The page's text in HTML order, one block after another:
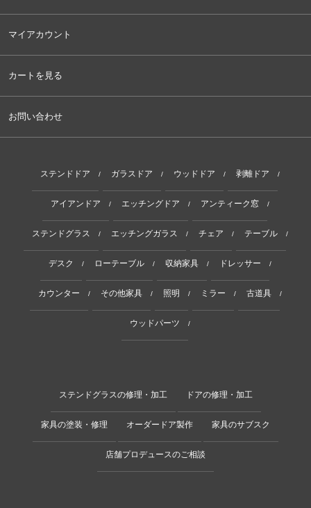
マイアカウント
カートを見る
お問い合わせ
ステンドドア / ガラスドア / ウッドドア / 剥離ドア /
アイアンドア / エッチングドア / アンティーク窓 /
ステンドグラス / エッチングガラス / チェア / テーブル /
デスク / ローテーブル / 収納家具 / ドレッサー /
カウンター / その他家具 / 照明 / ミラー / 古道具 /
ウッドパーツ /
ステンドグラスの修理・加工 ドアの修理・加工
家具の塗装・修理 オーダードア製作 家具のサブスク
店舗プロデュースのご相談